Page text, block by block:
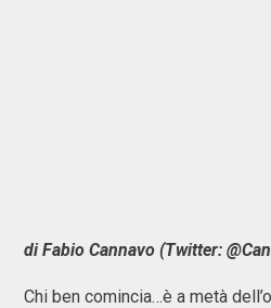
di Fabio Cannavo (Twitter:
Chi ben comincia…è a metà